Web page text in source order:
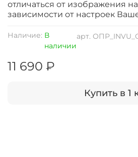
арт.
Наличие: В
наличии
11 690 ₽
Купить в 1
отличаться от изображения
зависимости от настроек